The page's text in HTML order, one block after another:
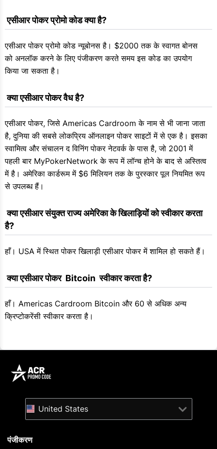
एसीआर पोकर प्रोमो कोड क्या है?
एसीआर पोकर प्रोमो कोड न्यूबोनस है। $2000 तक के स्वागत बोनस
को अनलॉक करने के लिए पंजीकरण करते समय इस कोड का उपयोग
किया जा सकता है।
क्या एसीआर पोकर वैध है?
एसीआर पोकर, जिसे Americas Cardroom के नाम से भी जाना जाता
है, दुनिया की सबसे लोकप्रिय ऑनलाइन पोकर साइटों में से एक है। इसका
स्वामित्व और संचालन द विनिंग पोकर नेटवर्क के पास है, जो 2001 में
पहली बार MyPokerNetwork के रूप में लॉन्च होने के बाद से अस्तित्व
में है। अमेरिका कार्डरूम में $6 मिलियन तक के पुरस्कार पूल नियमित रूप
से उपलब्ध हैं।
क्या एसीआर संयुक्त राज्य अमेरिका के खिलाड़ियों को स्वीकार करता
है?
हाँ। USA में स्थित पोकर खिलाड़ी एसीआर पोकर में शामिल हो सकते हैं।
क्या एसीआर पोकर  Bitcoin  स्वीकार करता है?
हाँ। Americas Cardroom Bitcoin और 60 से अधिक अन्य
क्रिप्टोकरेंसी स्वीकार करता है।
पंजीकरण
United States